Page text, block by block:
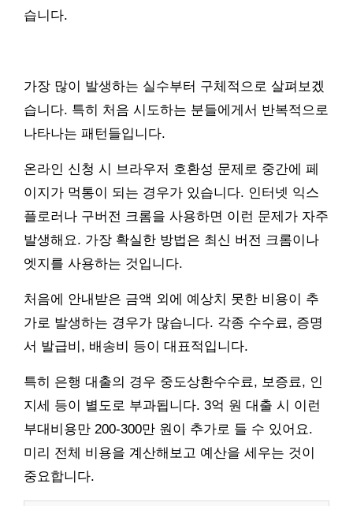
습니다.
가장 많이 발생하는 실수부터 구체적으로 살펴보겠
습니다. 특히 처음 시도하는 분들에게서 반복적으로
나타나는 패턴들입니다.
온라인 신청 시 브라우저 호환성 문제로 중간에 페
이지가 먹통이 되는 경우가 있습니다. 인터넷 익스
플로러나 구버전 크롬을 사용하면 이런 문제가 자주
발생해요. 가장 확실한 방법은 최신 버전 크롬이나
엣지를 사용하는 것입니다.
처음에 안내받은 금액 외에 예상치 못한 비용이 추
가로 발생하는 경우가 많습니다. 각종 수수료, 증명
서 발급비, 배송비 등이 대표적입니다.
특히 은행 대출의 경우 중도상환수수료, 보증료, 인
지세 등이 별도로 부과됩니다. 3억 원 대출 시 이런
부대비용만 200-300만 원이 추가로 들 수 있어요.
미리 전체 비용을 계산해보고 예산을 세우는 것이
중요합니다.